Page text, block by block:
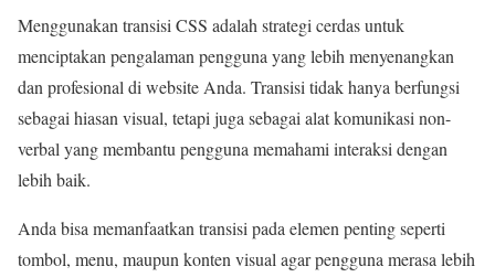
Menggunakan transisi CSS adalah strategi cerdas untuk
menciptakan pengalaman pengguna yang lebih menyenangkan
dan profesional di website Anda. Transisi tidak hanya berfungsi
sebagai hiasan visual, tetapi juga sebagai alat komunikasi non-
verbal yang membantu pengguna memahami interaksi dengan
lebih baik.
Anda bisa memanfaatkan transisi pada elemen penting seperti
tombol, menu, maupun konten visual agar pengguna merasa lebih